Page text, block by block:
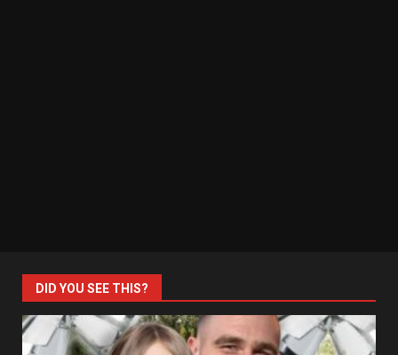
DID YOU SEE THIS?